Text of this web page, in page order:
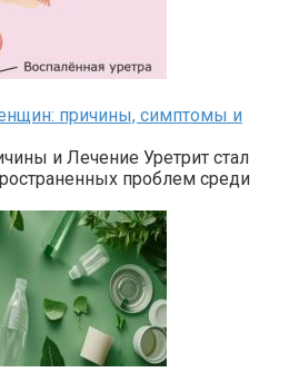
причины, симптомы и
и Лечение Уретрит стал
проблем среди